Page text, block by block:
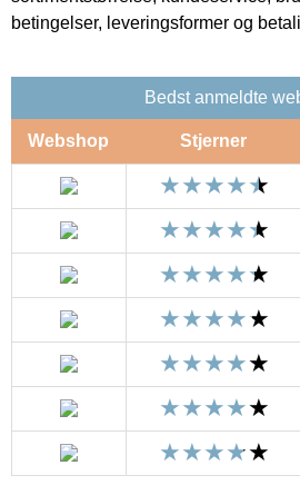
betingelser, leveringsformer og
Bedst anmeldte
Webshop Stjerner